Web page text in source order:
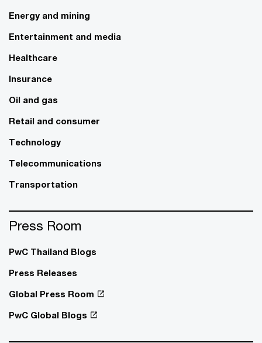
Energy and mining
Entertainment and media
Healthcare
Insurance
Oil and gas
Retail and consumer
Technology
Telecommunications
Transportation
Press Room
PwC Thailand Blogs
Press Releases
Global Press Room
PwC Global Blogs